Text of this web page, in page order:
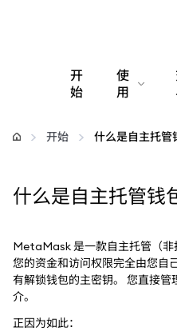
开
始
使
用
配置
保持安全
开始 什么是自主托管
什么是自主托管钱
MetaMask 是一款自主托管（非
您的资金和访问权限完全由您自
有解锁钱包的主密钥。 您直接
介。
正因为如此：